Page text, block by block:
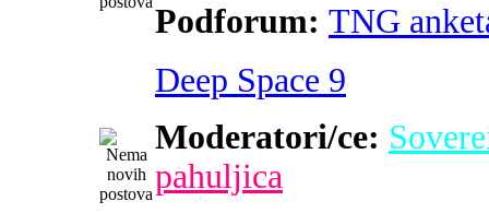
Podforum: TNG
Deep Space 9
Moderatori/ce:
pahuljica